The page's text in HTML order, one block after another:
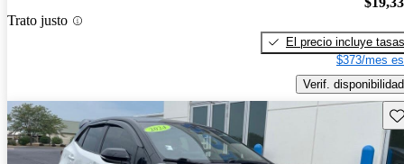
Trato justo
El precio incluye tasas
$373/mes
Verif. disponibilidad